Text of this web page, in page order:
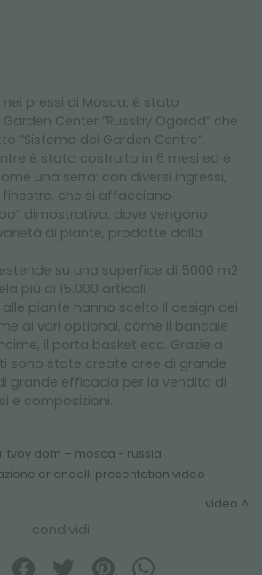
nei pressi di Mosca, è stato
Center “Russkiy Ogorod” che
“Sistema dei Garden Centre”.
è stato costruito in 6 mesi ed è
una serra: con diversi ingressi,
che si affacciano
dimostrativo, dove vengono
di piante, prodotte dalla
su una superfice di 5000 m2
più di 15.000 articoli.
alle piante hanno scelto il design dei
ai vari optional, come il bancale
il porta basket ecc. Grazie a
sono state create aree di grande
grande efficacia per la vendita di
e composizioni.
tvoy dom – mosca - russia
orlandelli presentation video
video
condividi